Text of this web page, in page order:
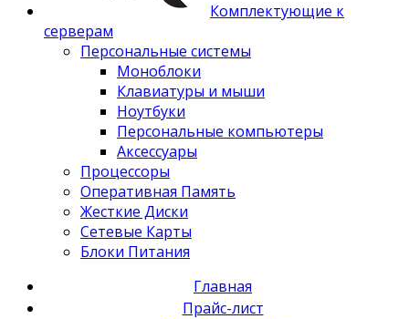
Комплектующие к
серверам
Персональные системы
Моноблоки
Клавиатуры и мыши
Ноутбуки
Персональные компьютеры
Аксессуары
Процессоры
Оперативная Память
Жесткие Диски
Сетевые Карты
Блоки Питания
Главная
Прайс-лист